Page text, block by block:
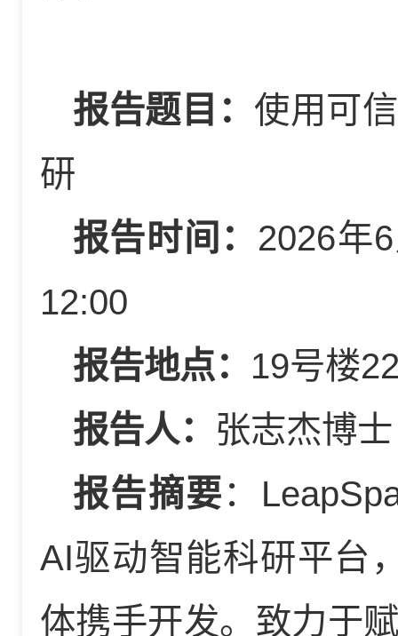
报告题目： 使用可
研
报告时间： 2026年
12:00
报告地点： 19号楼
报告人： 张志杰博
报告摘要：
AI驱动智能科研平台
体携手开发。致力于